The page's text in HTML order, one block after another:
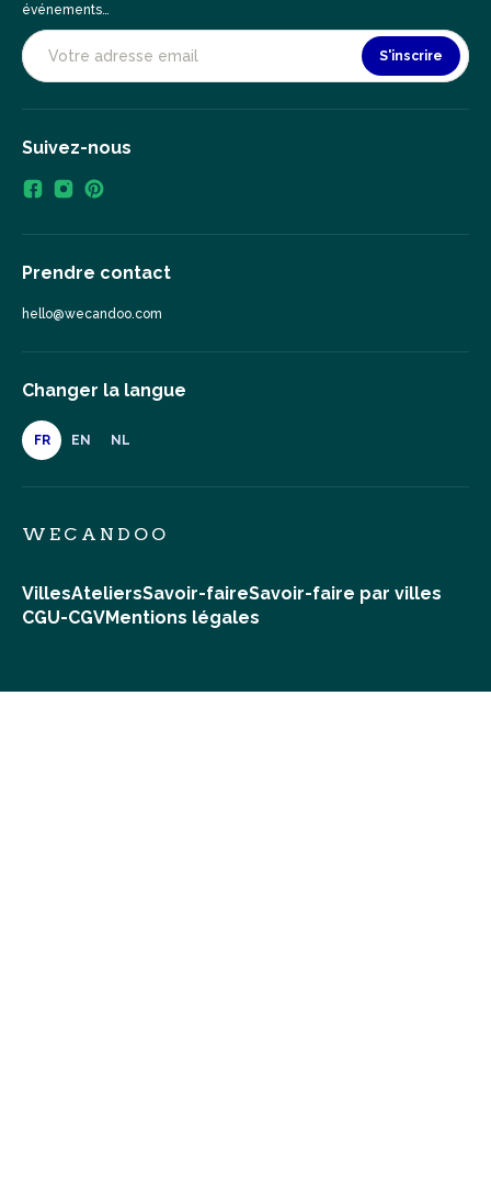
événements…
S'inscrire
Suivez-nous
Prendre contact
hello@wecandoo.com
Changer la langue
FR EN NL
WECANDOO
VillesAteliersSavoir-faireSavoir-faire par villes
CGU-CGVMentions légales